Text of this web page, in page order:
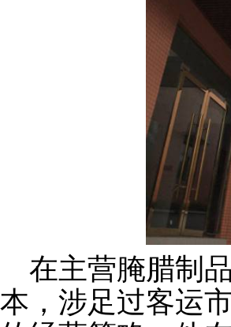
在主营腌腊制
本，涉足过客运